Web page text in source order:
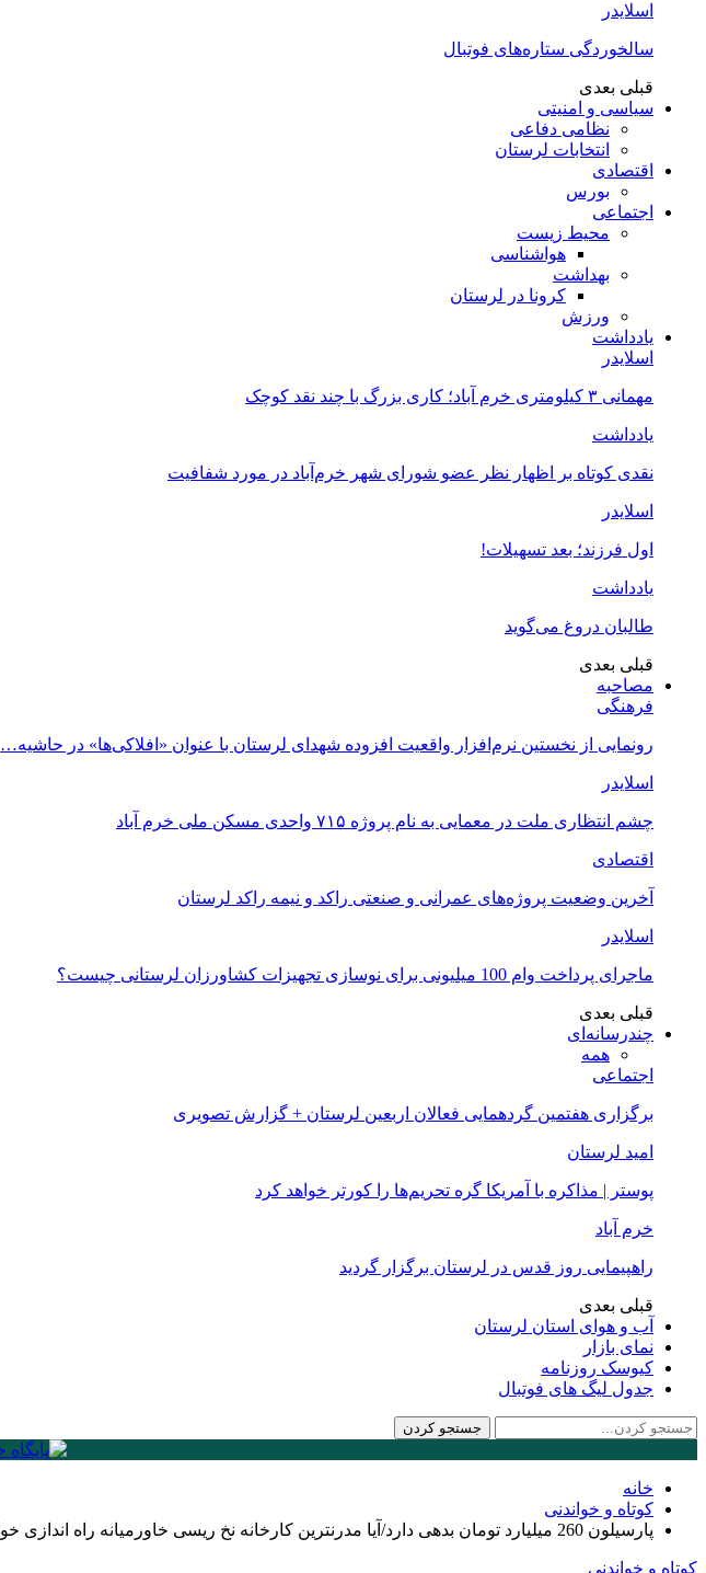
اسلایدر
سالخوردگی ستاره‌های فوتبال
قبلی بعدی
سیاسی و امنیتی
نظامی دفاعی
انتخابات لرستان
اقتصادی
بورس
اجتماعی
محیط زیست
هواشناسی
بهداشت
کرونا در لرستان
ورزش
یادداشت
اسلایدر
مهمانی ۳ کیلومتری خرم آباد؛ کاری بزرگ با چند نقد کوچک
یادداشت
نقدی کوتاه بر اظهار نظر عضو شورای شهر خرم‌آباد در مورد شفافیت
اسلایدر
اول فرزند؛ بعد تسهیلات!
یادداشت
طالبان دروغ می‌گوید
قبلی بعدی
مصاحبه
فرهنگی
رونمایی از نخستین نرم‌افزار واقعیت افزوده شهدای لرستان با عنوان «افلاکی‌ها» در حاشیه…
اسلایدر
چشم انتظاری ملت در معمایی به نام پروژه ۷۱۵ واحدی مسکن ملی خرم آباد
اقتصادی
آخرین وضعیت پروژه‌های عمرانی و صنعتی راکد و نیمه راکد لرستان
اسلایدر
ماجرای پرداخت وام 100 میلیونی برای نوسازی تجهیزات کشاورزان لرستانی چیست؟
قبلی بعدی
چندرسانه‌ای
همه
اجتماعی
برگزاری هفتمین گردهمایی فعالان اربعین لرستان + گزارش تصویری
امید لرستان
پوستر | مذاکره با آمریکا گره تحریم‌ها را کورتر خواهد کرد
خرم آباد
راهپیمایی روز قدس در لرستان برگزار گردید
قبلی بعدی
آب و هوای استان لرستان
نمای بازار
کیوسک روزنامه
جدول لیگ های فوتبال
خانه
کوتاه و خواندنی
پارسیلون 260 میلیارد تومان بدهی دارد/آیا مدرنترین کارخانه نخ ریسی خاورمیانه راه اندازی خواهد شد
کوتاه و خواندنی